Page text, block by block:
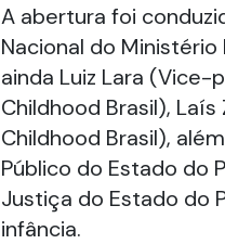
A abertura foi
Nacional do Ministério
ainda Luiz Lara
Childhood Brasil),
Childhood Brasil),
Público do Estado do
Justiça do Estado do
infância.